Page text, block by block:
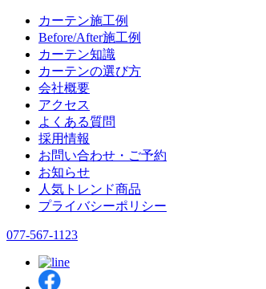
カーテン施工例
Before/After施工例
カーテン知識
カーテンの選び方
会社概要
アクセス
よくある質問
採用情報
お問い合わせ・ご予約
お知らせ
人気トレンド商品
プライバシーポリシー
077-567-1123